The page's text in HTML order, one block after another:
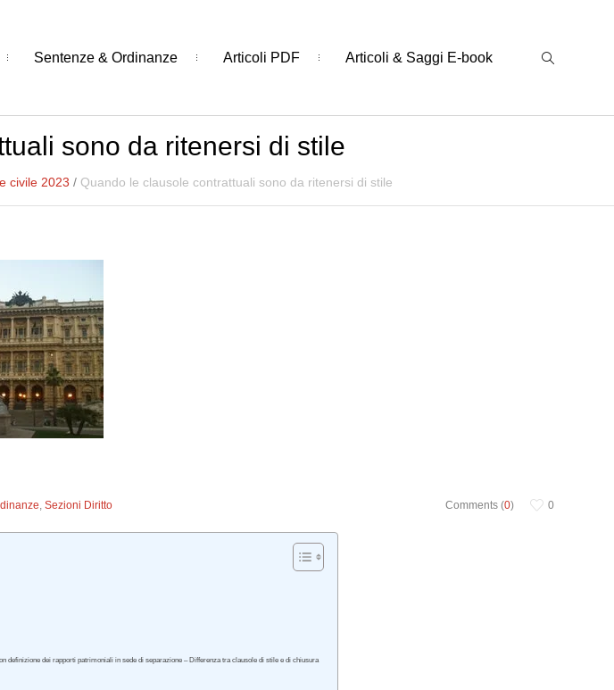
Sentenze & Ordinanze Articoli PDF Articoli & Saggi E-book
sono da ritenersi di stile
civile 2023 / Quando le clausole contrattuali sono da ritenersi di stile
Comments (0) 0
,Sezioni Diritto
definizione dei rapporti patrimoniali in sede di separazione – Differenza tra clausole di stile e di chiusura